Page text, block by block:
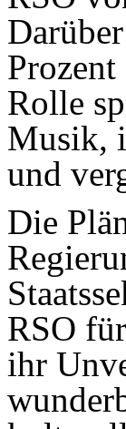
Rolle
Musik,
und
Die
RSO
ihr